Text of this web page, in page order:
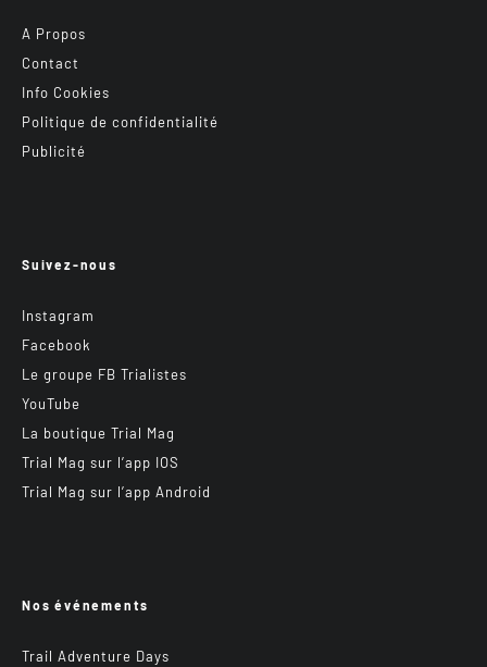
A Propos
Contact
Info Cookies
Politique de confidentialité
Publicité
Suivez-nous
Instagram
Facebook
Le groupe FB Trialistes
YouTube
La boutique Trial Mag
Trial Mag sur l’app IOS
Trial Mag sur l’app Android
Nos événements
Trail Adventure Days